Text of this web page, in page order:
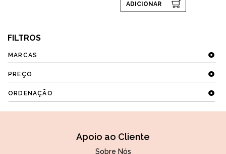
ADICIONAR
FILTROS
MARCAS
PREÇO
ORDENAÇÃO
Apoio ao Cliente
Sobre Nós